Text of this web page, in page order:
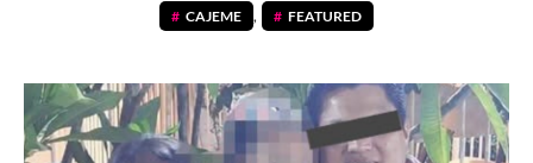
CAJEME , FEATURED